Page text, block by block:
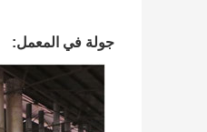
جولة في المعمل: